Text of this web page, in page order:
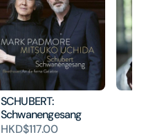
SCHUBERT:
Schwanengesang
HKD$117.00